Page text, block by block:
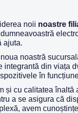
noii noastre
ajuta.
noastră
din viața
în
și cu calitatea
a se asigura că
avem